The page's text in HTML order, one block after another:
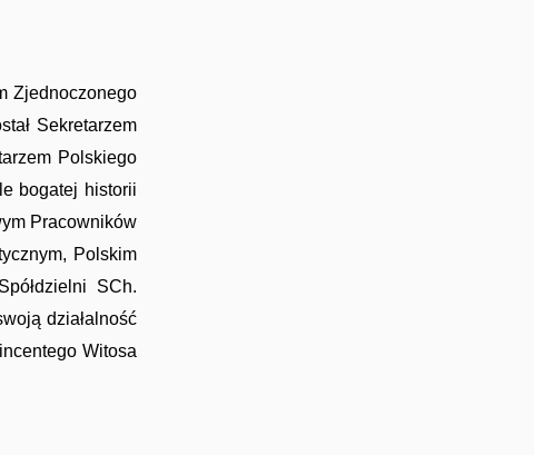
Zjednoczonego
Sekretarzem
Polskiego
bogatej historii
Pracowników
Polskim
SCh.
działalność
Witosa